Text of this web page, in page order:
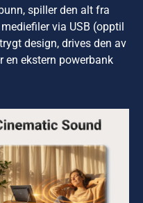
spiller den alt fra
via USB (opptil
design, drives den av
en ekstern powerbank